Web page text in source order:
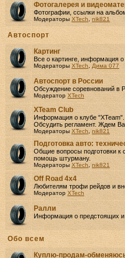
Фотогалерея и
Фотографии, ссылки на
Модераторы XTech nik821
Автоспорт
Картинг
Все о картинге, информация
Модераторы XTech Дима 077
Автоспорт в России
Обсуждение соревнований в
Модератор XTech
XTeam Club
Информация о клубе
Обсудить регламент. Ждем
Модераторы XTech nik821
Подготовка авто:
Общие вопросы подготовки к
помощь штурману.
Модераторы XTech nik821
Off Road 4х4
Любителям трофи рейдов и
Модератор XTech
Ралли
Информация о предстоящих
Oбо всем
Куплю-продам-